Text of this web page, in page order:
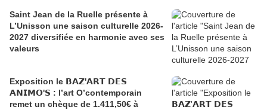
Saint Jean de la Ruelle présente à
L’Unisson une saison culturelle 2026-
2027 diversifiée en harmonie avec ses
valeurs
Exposition le 𝗕𝗔𝗭'𝗔𝗥𝗧 𝗗𝗘𝗦
𝗔𝗡𝗜𝗠𝗢'𝗦 : l’art O’contemporain
remet un chèque de 1.411,50€ à